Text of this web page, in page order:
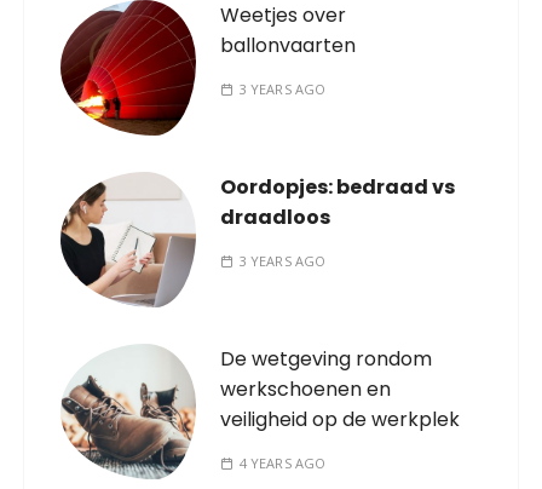
Weetjes over
ballonvaarten
3 YEARS AGO
Oordopjes: bedraad vs
draadloos
3 YEARS AGO
De wetgeving rondom
werkschoenen en
veiligheid op de werkplek
4 YEARS AGO